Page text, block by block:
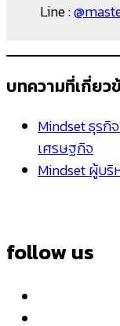
Line :
บทความที่เกี่ยว
Mindset ธุรกิ
เศรษฐกิจ
Mindset ผู้บริ
follow us